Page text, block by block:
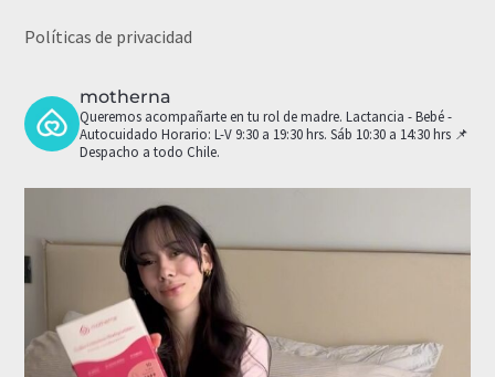
Políticas de privacidad
motherna
Queremos acompañarte en tu rol de madre. Lactancia - Bebé -
Autocuidado Horario: L-V 9:30 a 19:30 hrs. Sáb 10:30 a 14:30 hrs 📌
Despacho a todo Chile.